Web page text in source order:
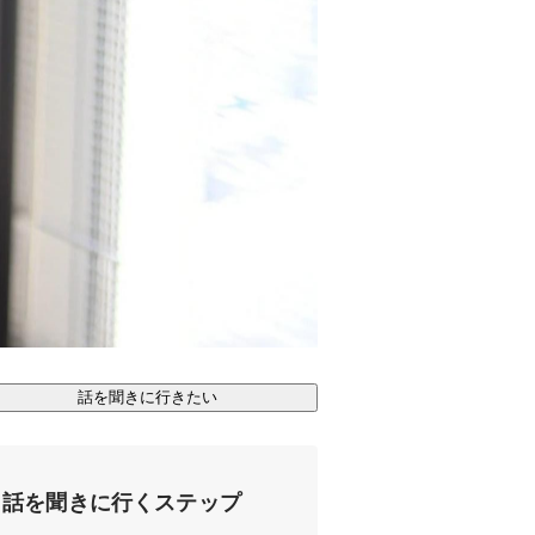
話を聞きに行きたい
話を聞きに行くステップ